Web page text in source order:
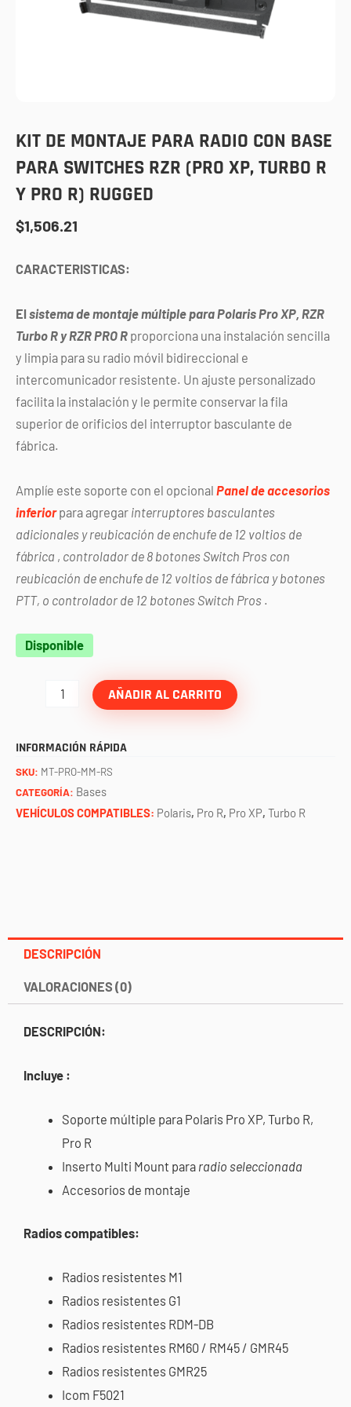
KIT DE MONTAJE PARA RADIO CON BASE
PARA SWITCHES RZR (PRO XP, TURBO R
Y PRO R) RUGGED
$1,506.21
CARACTERISTICAS:
Elsistema de montaje múltiple para Polaris Pro XP, RZR
Turbo R y RZR PRO R proporciona una instalación sencilla
y limpia para su radio móvil bidireccional e
intercomunicador resistente. Un ajuste personalizado
facilita la instalación y le permite conservar la fila
superior de orificios del interruptor basculante de
fábrica.
Amplíe este soporte con el opcional Panel de accesorios
inferiorpara agregar interruptores basculantes
adicionales y reubicación de enchufe de 12 voltios de
fábrica , controlador de 8 botones Switch Pros con
reubicación de enchufe de 12 voltios de fábrica y botones
PTT, o controlador de 12 botones Switch Pros .
Disponible
Kit
base
para
cantidad
AÑADIR AL CARRITO
INFORMACIÓN RÁPIDA
SKU: MT-PRO-MM-RS
CATEGORÍA: Bases
VEHÍCULOS COMPATIBLES: Polaris, Pro R, Pro XP, Turbo R
DESCRIPCIÓN
VALORACIONES (0)
DESCRIPCIÓN:
Incluye :
Soporte múltiple para Polaris Pro XP, Turbo R,
Pro R
Inserto Multi Mount para radio seleccionada
Accesorios de montaje
Radios compatibles:
Radios resistentes M1
Radios resistentes G1
Radios resistentes RDM-DB
Radios resistentes RM60 / RM45 / GMR45
Radios resistentes GMR25
Icom F5021